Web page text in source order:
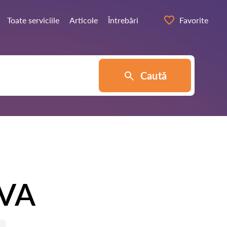
Toate serviciile Articole Întrebări Favorite
Caută